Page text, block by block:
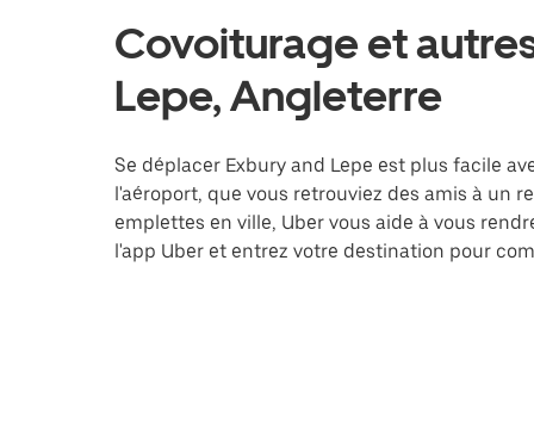
Covoiturage et
Lepe, Angleterre
Se déplacer Exbury and Lepe est plus facile
l'aéroport, que vous retrouviez des amis à un
emplettes en ville, Uber vous aide à vous
l'app Uber et entrez votre destination pour